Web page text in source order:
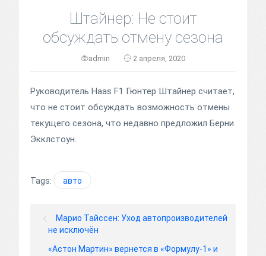
Штайнер: Не стоит
обсуждать отмену сезона
admin 2 апреля, 2020
Руководитель Haas F1 Гюнтер Штайнер считает,
что не стоит обсуждать возможность отмены
текущего сезона, что недавно предложил Берни
Экклстоун.
Tags: авто
Марио Тайссен: Уход автопроизводителей
не исключён
«Астон Мартин» вернется в «Формулу-1» и